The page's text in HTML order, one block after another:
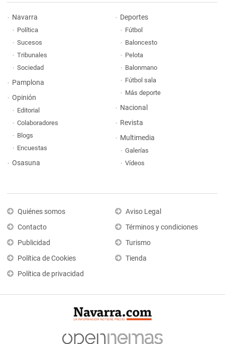
Navarra
Política
Sucesos
Tribunales
Sociedad
Pamplona
Opinión
Editorial
Colaboradores
Blogs
Encuestas
Osasuna
Deportes
Fútbol
Baloncesto
Pelota
Balonmano
Fútbol sala
Más deporte
Nacional
Revista
Multimedia
Galerías
Vídeos
Quiénes somos
Contacto
Publicidad
Política de Cookies
Política de privacidad
Aviso Legal
Términos y condiciones
Turismo
Tienda